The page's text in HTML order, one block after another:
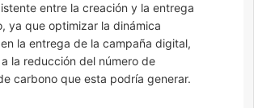
entre la creación y la entrega
ya que optimizar la dinámica
la entrega de la campaña digital,
la reducción del número de
carbono que esta podría generar.